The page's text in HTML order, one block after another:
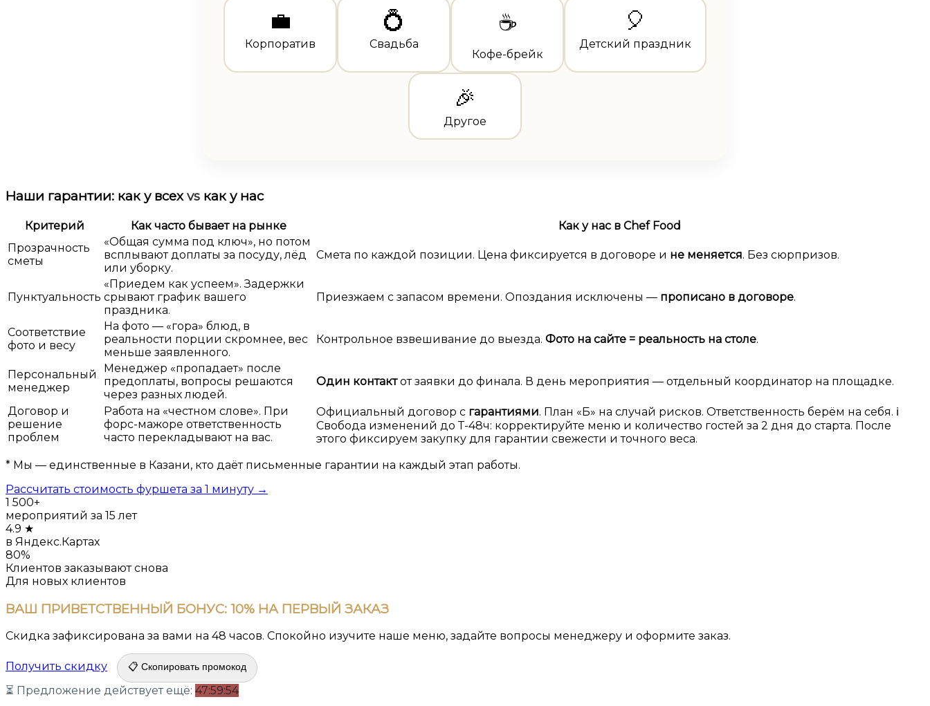
💼
Корпоратив
💍
Свадьба
☕
Кофе-брейк
🎈
Детский праздник
🎉
Другое
Наши гарантии: как у всехvs как у нас
Критерий Как часто бывает на рынке
Как у нас в Chef Food
Прозрачность
сметы
«Общая сумма под ключ», но потом
всплывают доплаты за посуду, лёд
или уборку.
Смета по каждой позиции. Цена фиксируется в договоре и не меняется. Без сюрпризов.
Пунктуальность
«Приедем как успеем». Задержки
срывают график вашего
праздника.
Приезжаем с запасом времени. Опоздания исключены — прописано в договоре.
Соответствие
фото и весу
На фото — «гора» блюд, в
реальности порции скромнее, вес
меньше заявленного.
Контрольное взвешивание до выезда. Фото на сайте = реальность на столе.
Персональный
менеджер
Менеджер «пропадает» после
предоплаты, вопросы решаются
через разных людей.
Один контактот заявки до финала. В день мероприятия — отдельный координатор на площадке.
Договор и
решение
проблем
Работа на «честном слове». При
форс-мажоре ответственность
часто перекладывают на вас.
Официальный договор с гарантиями. План «Б» на случай рисков. Ответственность берём на себя. ℹ️
Свобода изменений до Т-48ч: корректируйте меню и количество гостей за 2 дня до старта. После
этого фиксируем закупку для гарантии свежести и точного веса.
* Мы — единственные в Казани, кто даёт письменные гарантии на каждый этап работы.
Рассчитать стоимость фуршета за 1 минуту →
1 500+
мероприятий за 15 лет
4.9 ★
в Яндекс.Картах
80%
Клиентов заказывают снова
Для новых клиентов
ВАШ ПРИВЕТСТВЕННЫЙ БОНУС: 10% НА ПЕРВЫЙ ЗАКАЗ
Скидка зафиксирована за вами на 48 часов. Спокойно изучите наше меню, задайте вопросы менеджеру и оформите заказ.
Получить скидку 📋 Скопировать промокод
⏳ Предложение действует ещё: 47:59:54